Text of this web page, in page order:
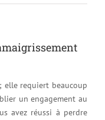
elle requiert beaucoup
un engagement au
avez réussi à perdre